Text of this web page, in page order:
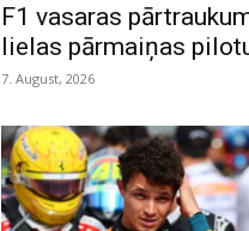
F1 vasaras
lielas pārmaiņas
7. August, 2026